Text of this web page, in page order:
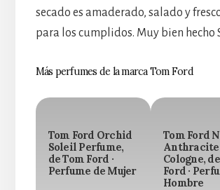
secado es amaderado, salado y
para los cumplidos. Muy bien hecho
Más perfumes de la marca Tom Ford
Tom Ford Orchid
Soleil Perfume,
de Tom Ford ·
Perfume de Mujer
Tom Ford
Anthracite
Cologne,
Ford ·
Hombre